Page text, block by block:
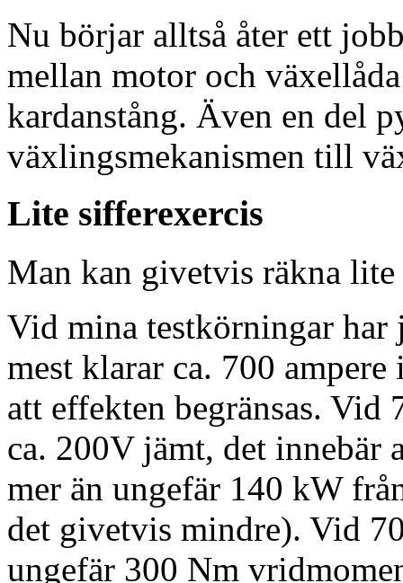
Nu börjar alltså åter ett
mellan motor och
kardanstång. Även en del
växlingsmekanismen till
Lite sifferexercis
Man kan givetvis räkna lite
Vid mina testkörningar har
mest klarar ca. 700
att effekten begränsas.
ca. 200V jämt, det innebär
mer än ungefär 140 kW
det givetvis mindre). Vid
ungefär 300 Nm